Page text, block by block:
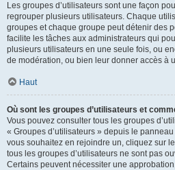
Les groupes d’utilisateurs sont une façon
regrouper plusieurs utilisateurs. Chaque
groupes et chaque groupe peut détenir des
facilite les tâches aux administrateurs qui
plusieurs utilisateurs en une seule fois, ou
de modération, ou bien leur donner accès à
Haut
Où sont les groupes d’utilisateurs et
Vous pouvez consulter tous les groupes
« Groupes d’utilisateurs » depuis le
vous souhaitez en rejoindre un, cliquez sur
tous les groupes d’utilisateurs ne sont pas
Certains peuvent nécessiter une